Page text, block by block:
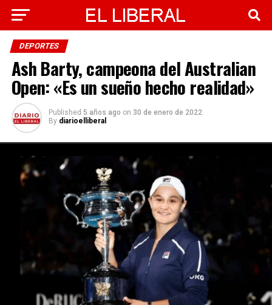
DEPORTES
Ash Barty, campeona del Australian
Open: «Es un sueño hecho realidad»
Published 5 años ago on 30 de enero de 2022
By diarioelliberal